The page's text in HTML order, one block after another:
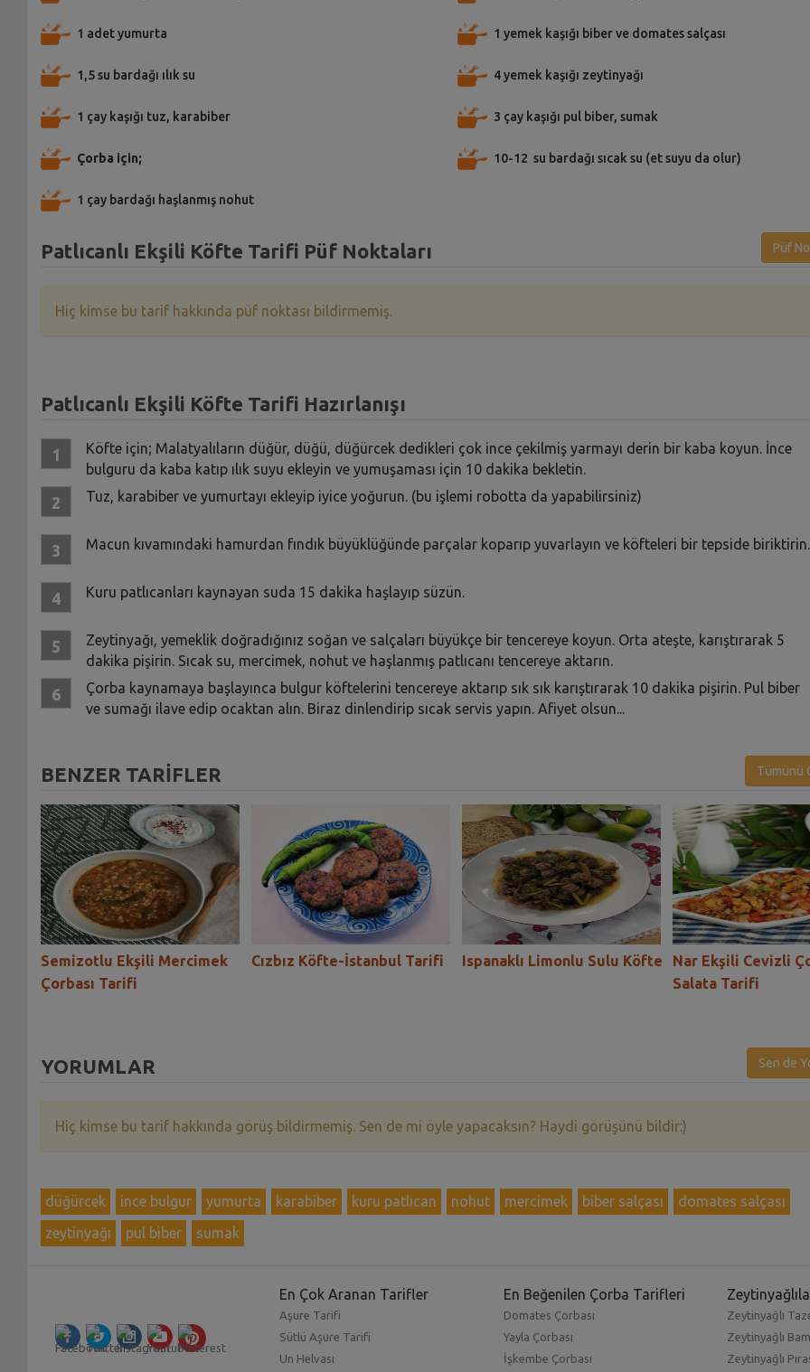
1 adet yumurta
1,5 su bardağı ılık su
1 çay kaşığı tuz, karabiber
Çorba için;
1 çay bardağı haşlanmış nohut
1 yemek kaşığı biber ve domates salçası
4 yemek kaşığı zeytinyağı
3 çay kaşığı pul biber, sumak
10-12 su bardağı sıcak su (et suyu da olur)
Patlıcanlı Ekşili Köfte Tarifi Püf Noktaları Püf
Hiç kimse bu tarif hakkında püf noktası bildirmemiş.
Patlıcanlı Ekşili Köfte Tarifi Hazırlanışı
Köfte için; Malatyalıların düğür, düğü, düğürcek dedikleri çok ince çekilmiş yarmayı derin bir kaba koyun. İnce
bulguru da kaba katıp ılık suyu ekleyin ve yumuşaması için 10 dakika bekletin.
Tuz, karabiber ve yumurtayı ekleyip iyice yoğurun. (bu işlemi robotta da yapabilirsiniz)
Macun kıvamındaki hamurdan fındık büyüklüğünde parçalar koparıp yuvarlayın ve köfteleri bir tepside biriktirin.
Kuru patlıcanları kaynayan suda 15 dakika haşlayıp süzün.
Zeytinyağı, yemeklik doğradığınız soğan ve salçaları büyükçe bir tencereye koyun. Orta ateşte, karıştırarak 5
dakika pişirin. Sıcak su, mercimek, nohut ve haşlanmış patlıcanı tencereye aktarın.
Çorba kaynamaya başlayınca bulgur köftelerini tencereye aktarıp sık sık karıştırarak 10 dakika pişirin. Pul biber
ve sumağı ilave edip ocaktan alın. Biraz dinlendirip sıcak servis yapın. Afiyet olsun...
BENZER TARİFLER Tümünü
Semizotlu Ekşili Mercimek
Çorbası Tarifi
Cızbız Köfte-İstanbul Tarifi Ispanaklı Limonlu Sulu Köfte
Nar Ekşili Cevizli
Salata Tarifi
YORUMLAR Sen de
Hiç kimse bu tarif hakkında görüş bildirmemiş. Sen de mi öyle yapacaksın? Haydi görüşünü bildir:)
düğürcek ince bulgur yumurta karabiber kuru patlıcan nohut mercimek biber salçası
domates salçası
zeytinyağı
pul biber sumak
En Çok Aranan Tarifler
Aşure Tarifi
Sütlü Aşure Tarifi
Un Helvası
En Beğenilen Çorba Tarifleri
Domates Çorbası
Yayla Çorbası
İşkembe Çorbası
Zeytinyağlı
Zeytinyağlı
Zeytinyağlı